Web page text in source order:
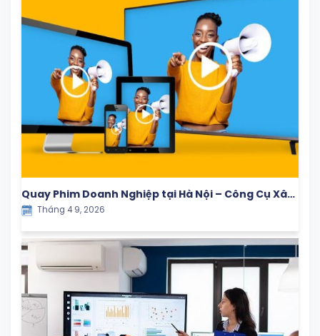
Quay Phim Doanh Nghiệp tại Hà Nội – Công Cụ Xây
Dựng Thương Hiệu & Tăng Trưởng Bền Vững
Tháng 4 9, 2026